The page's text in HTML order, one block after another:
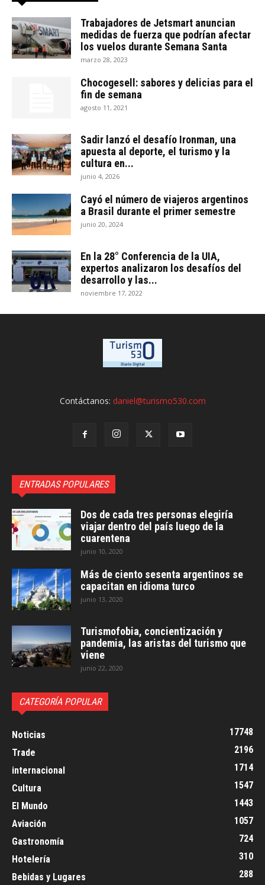
Trabajadores de Jetsmart anuncian
medidas de fuerza que podrían afectar
los vuelos durante Semana Santa
marzo 28, 2023
Chocogesell: sabores y delicias para el
fin de semana
agosto 11, 2021
Sadir lanzó el desafío Ironman, una
apuesta al deporte, el turismo y la
cultura en...
junio 4, 2026
Cayó el número de viajeros argentinos
a Brasil durante el primer semestre
junio 20, 2024
En la 28° Conferencia de la UIA,
expertos analizaron los desafíos del
desarrollo y las...
noviembre 17, 2022
Contáctanos: daniel@turismo530.com
ENTRADAS POPULARES
Dos de cada tres personas elegiría
viajar dentro del país luego de la
cuarentena
junio 10, 2020
Más de ciento sesenta argentinos se
capacitan en idioma turco
junio 13, 2020
Turismofobia, concientización y
pandemia, las aristas del turismo que
viene
junio 22, 2020
CATEGORÍA POPULAR
Noticias
17748
Trade
2196
internacional
1714
Cultura
1547
El Mundo
1443
Aviación
1057
Gastronomía
724
Hotelería
310
Bebidas y Lugares
288